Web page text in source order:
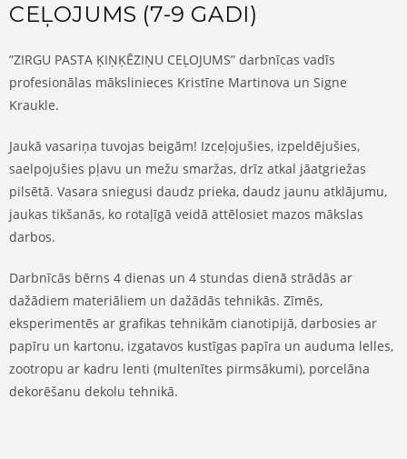
CEĻOJUMS (7-9 GADI)
”ZIRGU PASTA ĶIŅĶĒZIŅU CEĻOJUMS” darbnīcas vadīs
profesionālas mākslinieces Kristīne Martinova un Signe
Kraukle.
Jaukā vasariņa tuvojas beigām! Izceļojušies, izpeldējušies,
saelpojušies pļavu un mežu smaržas, drīz atkal jāatgriežas
pilsētā. Vasara sniegusi daudz prieka, daudz jaunu atklājumu,
jaukas tikšanās, ko rotaļīgā veidā attēlosiet mazos mākslas
darbos.
Darbnīcās bērns 4 dienas un 4 stundas dienā strādās ar
dažādiem materiāliem un dažādās tehnikās. Zīmēs,
eksperimentēs ar grafikas tehnikām cianotipijā, darbosies ar
papīru un kartonu, izgatavos kustīgas papīra un auduma lelles,
zootropu ar kadru lenti (multenītes pirmsākumi), porcelāna
dekorēšanu dekolu tehnikā.